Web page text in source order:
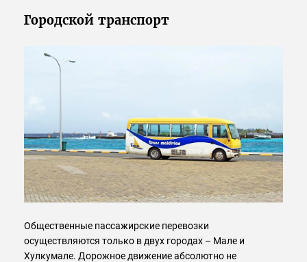
Городской транспорт
Общественные пассажирские перевозки
осуществляются только в двух городах – Мале и
Хулкумале. Дорожное движение абсолютно не